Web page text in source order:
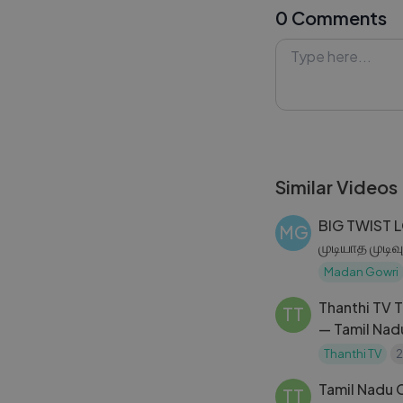
explored before.
#JosephStalin
0 Comments
Similar Videos
MG
BIG TWIST
முடியாத
Madan Gowri
TT
Thanthi TV
— Tamil
02.06.2026
Thanthi TV
TT
Tamil Nadu